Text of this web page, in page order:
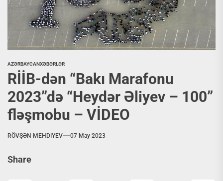
AZƏRBAYCANXƏBƏRLƏR
RİİB-dən “Bakı Marafonu
2023”də “Heydər Əliyev – 100”
fləşmobu – VİDEO
RÖVŞƏN MEHDIYEV 07 May 2023
Share